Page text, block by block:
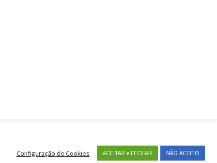
Configuração de Cookies ACEITAR e FECHAR NÃO ACEITO